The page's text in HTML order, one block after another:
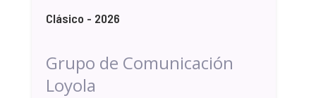
Clásico - 2026
Grupo de Comunicación
Loyola